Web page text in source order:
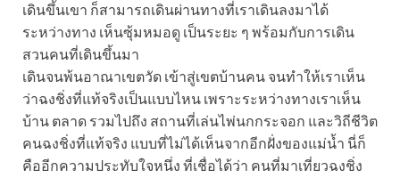
เดินขึ้นเขา ก็สามารถเดินผ่านทางที่เราเดินลงมาได้
ระหว่างทาง เห็นซุ้มหมอดู เป็นระยะ ๆ พร้อมกับการเดิน
สวนคนที่เดินขึ้นมา
เดินจนพ้นอาณาเขตวัด เข้าสู่เขตบ้านคน จนทำให้เราเห็น
ว่าฉงชิ่งที่แท้จริงเป็นแบบไหน เพราะระหว่างทางเราเห็น
บ้าน ตลาด รวมไปถึง สถานที่เล่นไพ่นกกระจอก และวิถีชีวิต
คนฉงชิ่งที่แท้จริง แบบที่ไม่ได้เห็นจากอีกฝั่งของแม่น้ำ นี่ก็
คืออีกความประทับใจหนึ่ง ที่เชื่อได้ว่า คนที่มาเที่ยวฉงชิ่ง